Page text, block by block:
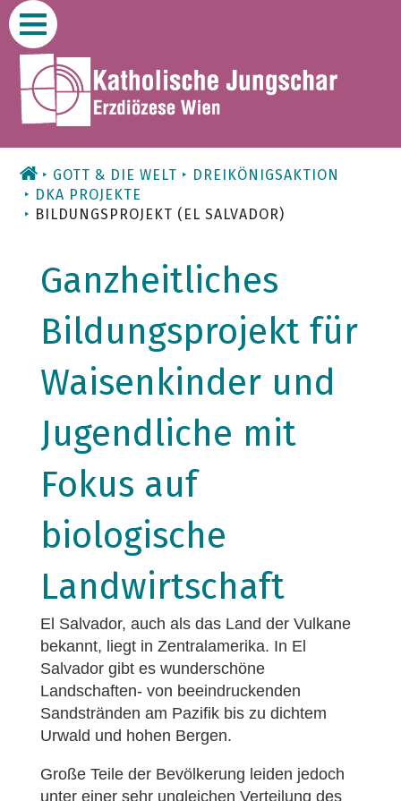
Zum
Inhalt
GOTT & DIE WELT
DREIKÖNIGSAKTION
DKA PROJEKTE
BILDUNGSPROJEKT (EL SALVADOR)
Ganzheitliches
Bildungsprojekt für
Waisenkinder und
Jugendliche mit
Fokus auf
biologische
Landwirtschaft
El Salvador, auch als das Land der Vulkane
bekannt, liegt in Zentralamerika. In El
Salvador gibt es wunderschöne
Landschaften- von beeindruckenden
Sandstränden am Pazifik bis zu dichtem
Urwald und hohen Bergen.
Große Teile der Bevölkerung leiden jedoch
unter einer sehr ungleichen Verteilung des